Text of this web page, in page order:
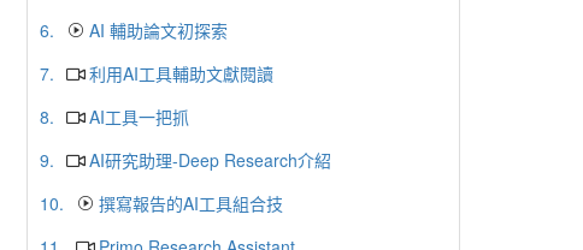
6.
AI 輔助論文初探索
7.
利用AI工具輔助文獻閱讀
8.
AI工具一把抓
9.
AI研究助理-Deep Research介紹
10.
撰寫報告的AI工具組合技